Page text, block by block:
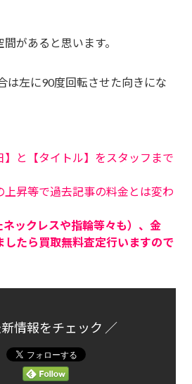
があると思います。
は左に90度回転させた向きにな
と【タイトル】をスタッフまで
昇等で過去記事の料金とは変わ
ックレスや指輪等々も）、金
たら買取無料査定行いますので
情報をチェック ／